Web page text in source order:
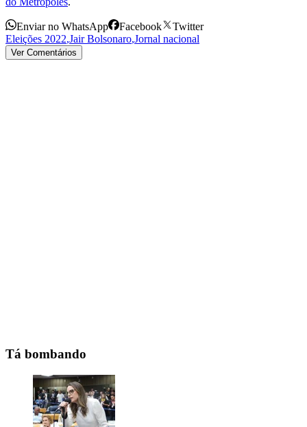
Enviar no WhatsApp Facebook
Twitter
Eleições 2022,Jair Bolsonaro,Jornal nacional
Ver Comentários
Tá bombando